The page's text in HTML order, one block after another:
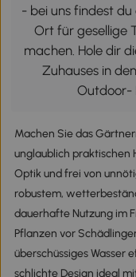
- bei uns findest
Ort für gesellige
machen. Hole dir
Zuhauses in
Outdoor-
Machen Sie das
unglaublich praktischen
Optik und frei von
robustem,
dauerhafte Nutzung im
Pflanzen vor
überschüssiges Wasser
schlichte Design ideal